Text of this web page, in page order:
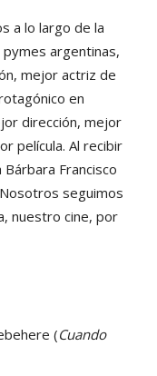
a lo largo de la
argentinas,
mejor actriz de
en
dirección, mejor
película. Al recibir
Francisco
seguimos
nuestro cine, por
(Cuando